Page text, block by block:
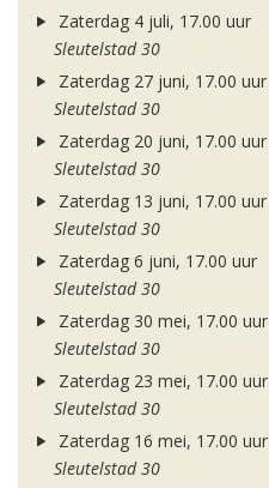
Zaterdag 4 juli, 17.00 uur
Sleutelstad 30
Zaterdag 27 juni, 17.00 uur
Sleutelstad 30
Zaterdag 20 juni, 17.00 uur
Sleutelstad 30
Zaterdag 13 juni, 17.00 uur
Sleutelstad 30
Zaterdag 6 juni, 17.00 uur
Sleutelstad 30
Zaterdag 30 mei, 17.00 uur
Sleutelstad 30
Zaterdag 23 mei, 17.00 uur
Sleutelstad 30
Zaterdag 16 mei, 17.00 uur
Sleutelstad 30